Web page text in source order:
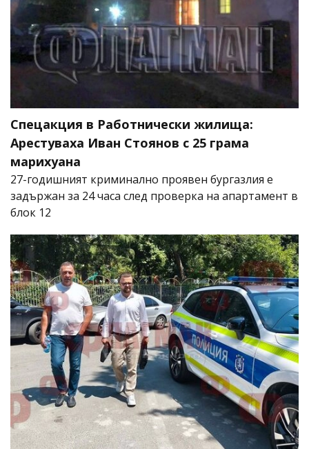
Спецакция в Работнически жилища:
Арестуваха Иван Стоянов с 25 грама
марихуана
27-годишният криминално проявен бургазлия е
задържан за 24 часа след проверка на апартамент в
блок 12